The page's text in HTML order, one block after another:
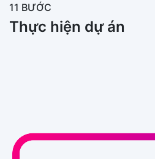
11 BƯỚC
Thực hiện dự án